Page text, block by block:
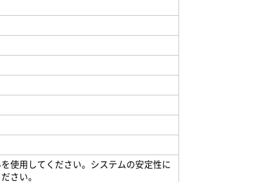
使用してください。システムの安定性に
さい。